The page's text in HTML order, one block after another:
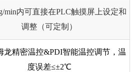
min内可直接在PLC触摸屏上设定和
调整（可定制）
龙精密温控&PDI智能温控调节，温
度误差≤±2℃